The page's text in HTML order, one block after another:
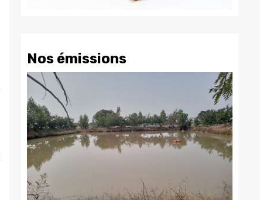
Nos émissions